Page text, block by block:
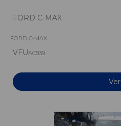
FORD C-MAX
FORD C-MAX
VFUAC839
Ver